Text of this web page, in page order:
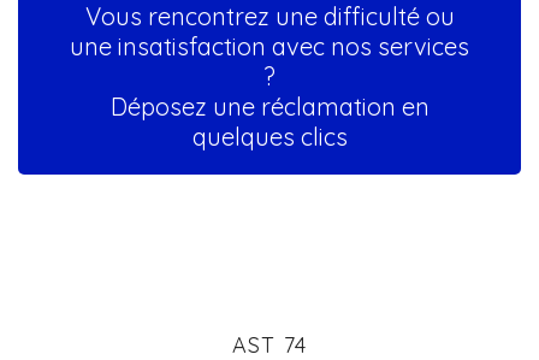
Vous rencontrez une difficulté ou
une insatisfaction avec nos services
?
Déposez une réclamation en
quelques clics
AST 74